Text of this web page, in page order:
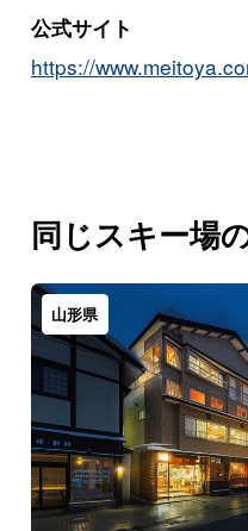
公式サイト
https://
同じスキー場
山形県